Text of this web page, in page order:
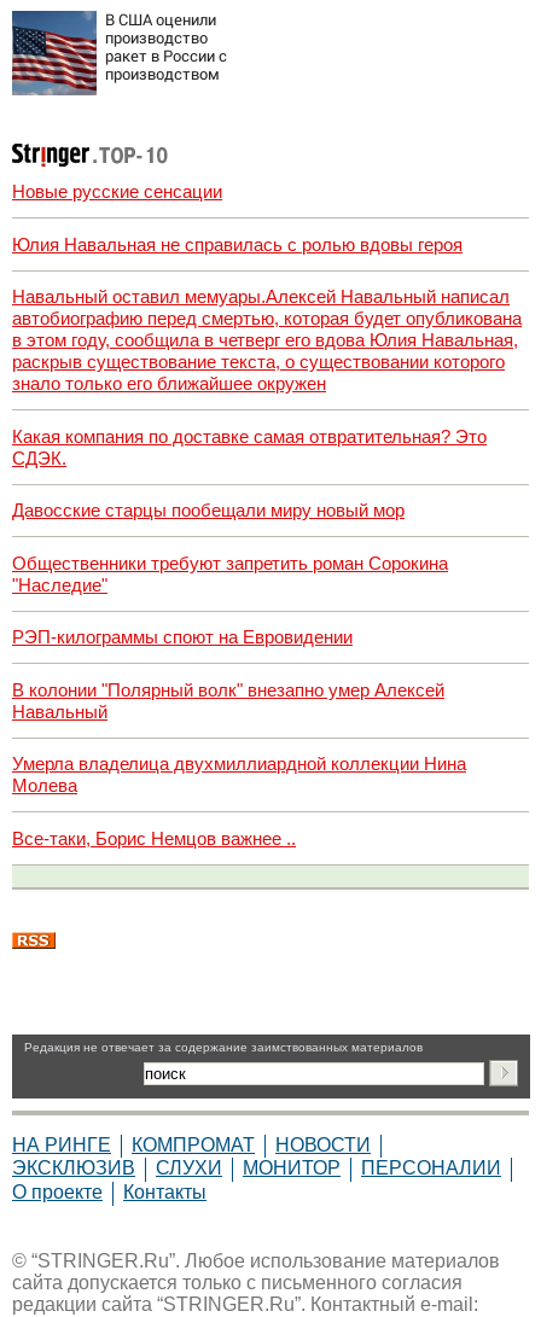
шокирующих
фактов, новые
подробности
В США оценили
производство
ракет в России с
производством
Новые русские сенсации
Юлия Навальная не справилась с ролью вдовы героя
Навальный оставил мемуары.Алексей Навальный написал
автобиографию перед смертью, которая будет опубликована
в этом году, сообщила в четверг его вдова Юлия Навальная,
раскрыв существование текста, о существовании которого
знало только его ближайшее окружен
Какая компания по доставке самая отвратительная? Это
СДЭК.
Давосские старцы пообещали миру новый мор
Общественники требуют запретить роман Сорокина
"Наследие"
РЭП-килограммы споют на Евровидении
В колонии "Полярный волк" внезапно умер Алексей
Навальный
Умерла владелица двухмиллиардной коллекции Нина
Молева
Все-таки, Борис Немцов важнее ..
Pедакция не отвечает за содержание заимствованных материалов
НА РИНГЕ КОМПРОМАТ
НОВОСТИ
ЭКСКЛЮЗИВ
СЛУХИ МОНИТОР
ПЕРСОНАЛИИ
О проекте
Контакты
© “STRINGER.Ru”. Любое использование материалов
сайта допускается только с письменного согласия
редакции сайта “STRINGER.Ru”. Контактный e-mail: